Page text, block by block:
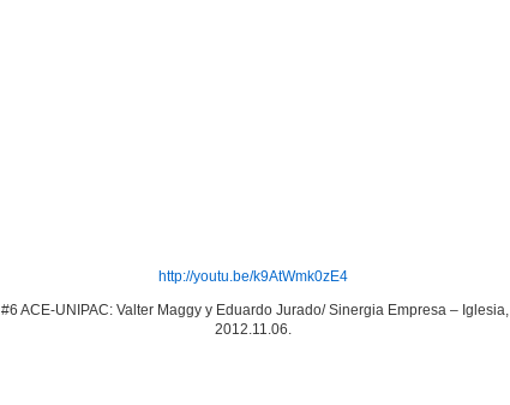
http://youtu.be/k9AtWmk0zE4
#6 ACE-UNIPAC: Valter Maggy y Eduardo Jurado/ Sinergia Empresa – Iglesia,
2012.11.06.